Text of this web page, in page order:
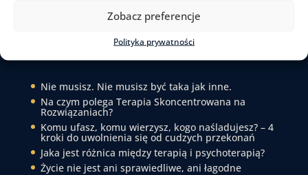
Zobacz preferencje
Polityka prywatności
Ostatnio na blogu
Nie musisz. Nie musisz być taka jak inne.
Na czym polega Terapia Skoncentrowana na
Rozwiązaniach?
Komu ufasz, komu wierzysz, kogo naśladujesz? – 4
kroki do uwolnienia się od cudzych przekonań
Jaka jest różnica między terapią i psychoterapią?
Życie nie jest ani sprawiedliwe, ani łagodne